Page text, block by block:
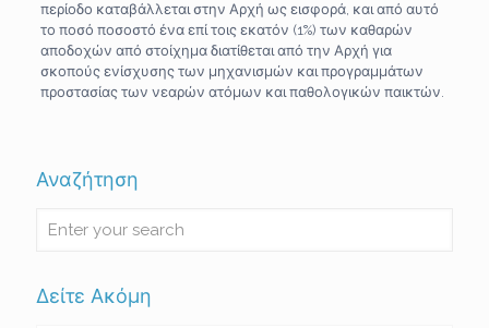
περίοδο καταβάλλεται στην Αρχή ως εισφορά, και από αυτό
το ποσό ποσοστό ένα επί τοις εκατόν (1%) των καθαρών
αποδοχών από στοίχημα διατίθεται από την Αρχή για
σκοπούς ενίσχυσης των μηχανισμών και προγραμμάτων
προστασίας των νεαρών ατόμων και παθολογικών παικτών.
Αναζήτηση
Δείτε Ακόμη